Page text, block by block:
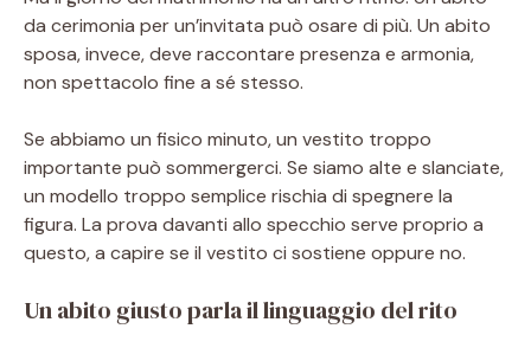
da cerimonia per un’invitata può osare di più. Un abito
sposa, invece, deve raccontare presenza e armonia,
non spettacolo fine a sé stesso.
Se abbiamo un fisico minuto, un vestito troppo
importante può sommergerci. Se siamo alte e slanciate,
un modello troppo semplice rischia di spegnere la
figura. La prova davanti allo specchio serve proprio a
questo, a capire se il vestito ci sostiene oppure no.
Un abito giusto parla il linguaggio del rito